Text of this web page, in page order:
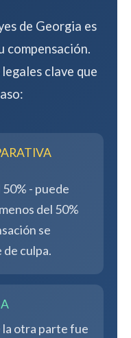
de Georgia es
compensación.
clave que
- puede
del 50%
se
culpa.
otra parte fue